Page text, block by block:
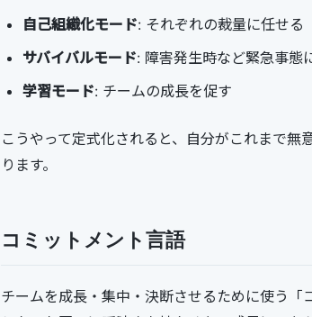
自己組織化モード: それぞれの裁量に任せる
サバイバルモード: 障害発生時など緊急事態
学習モード: チームの成長を促す
こうやって定式化されると、自分がこれまで
ります。
コミットメント言語
チームを成長・集中・決断させるために使う